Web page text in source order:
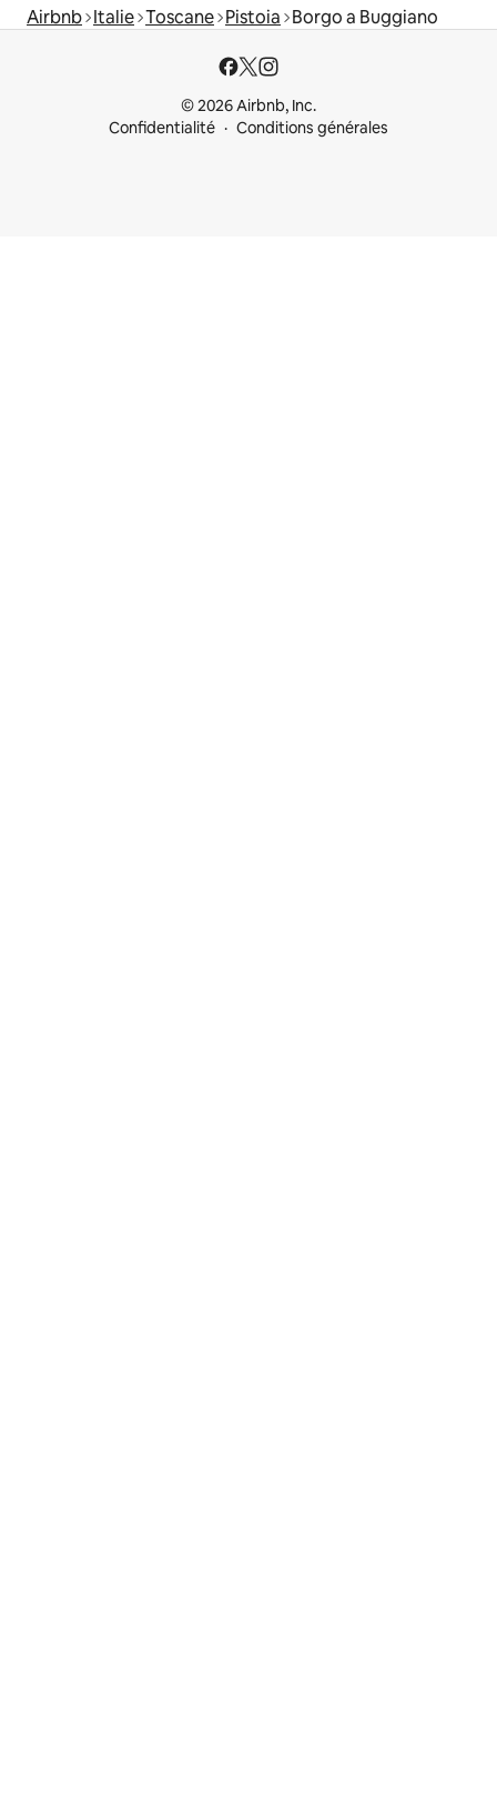
Airbnb Italie Toscane Pistoia Borgo a Buggiano
© 2026 Airbnb, Inc.
Confidentialité
Conditions générales